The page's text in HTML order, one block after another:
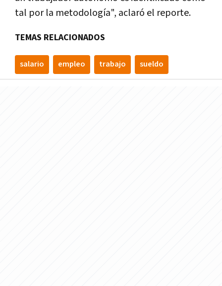
tal por la metodología", aclaró el reporte.
TEMAS RELACIONADOS
salario empleo trabajo sueldo